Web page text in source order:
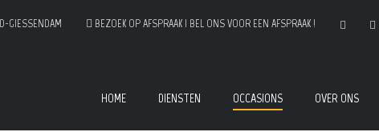
BEZOEK OP AFSPRAAK | BEL ONS VOOR EEN AFSPRAAK !
GIESSENDAM
HOME DIENSTEN OCCASIONS OVER ONS